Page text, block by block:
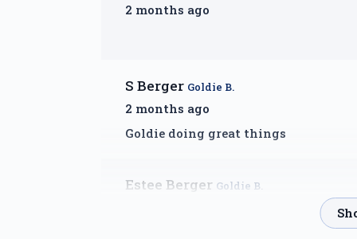
2 months ago
S Berger Goldie B.
2 months ago
Goldie doing great things
Estee Berger Goldie B.